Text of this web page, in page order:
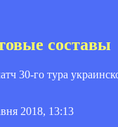
составы
30-го тура
2018, 13:13